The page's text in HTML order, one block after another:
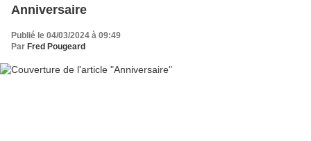
Anniversaire
Publié le 04/03/2024 à 09:49
Par Fred Pougeard